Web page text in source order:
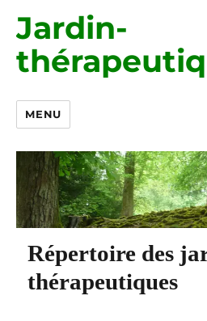
Jardin-
MENU
Répertoire des
thérapeutiques